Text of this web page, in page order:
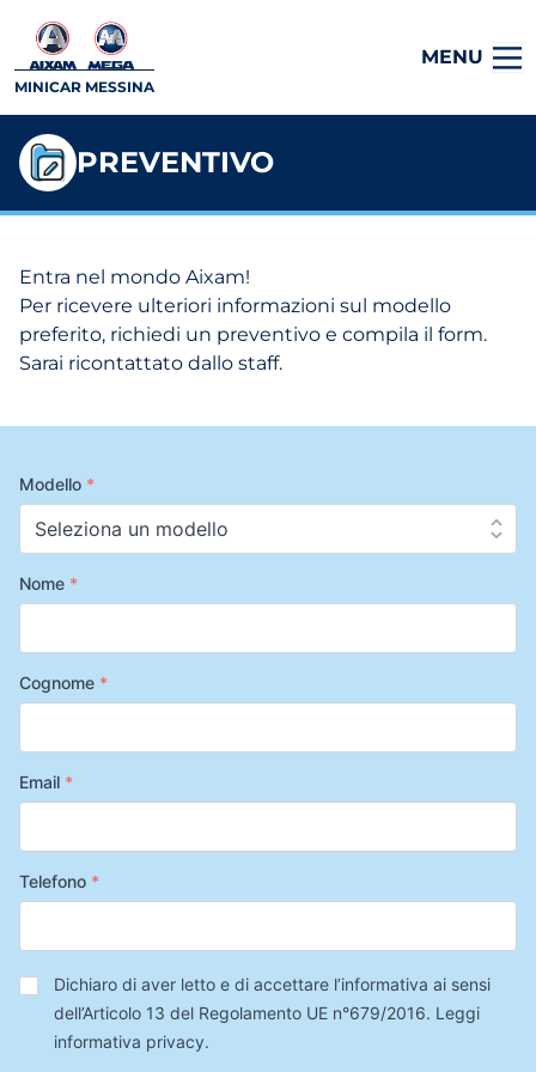
MINICAR MESSINA
MENU
PREVENTIVO
Entra nel mondo Aixam!
Per ricevere ulteriori informazioni sul modello
preferito, richiedi un preventivo e compila il form.
Sarai ricontattato dallo staff.
Modello *
Nome *
Cognome *
Email *
Telefono *
Privacy*
Dichiaro di aver letto e di accettare l’informativa ai sensi
dell’Articolo 13 del Regolamento UE n°679/2016. Leggi
informativa privacy.